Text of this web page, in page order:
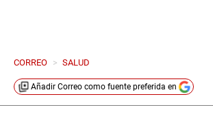
CORREO > SALUD
Añadir Correo como fuente preferida en